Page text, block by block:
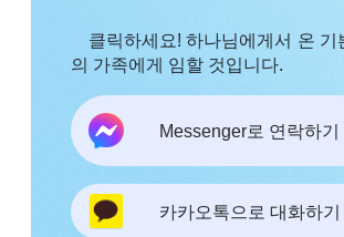
포했고 각종 유언비어를 퍼뜨려
믿는 저를 막고 핍박했던 것입니
습니다. 저는 정말 시시비비도 가
하는 중국이라는 나라에 오셔서
하지만 하나님은 계속 묵묵히 진
습니다. 그런데 저는 오늘 약간의
낼 생각만 하면서 하나님을 믿고
클릭하세요! 하나님에게서 온 기
의 가족에게 임할 것입니다.
Messenger로 연락하기
카카오톡으로 대화하기